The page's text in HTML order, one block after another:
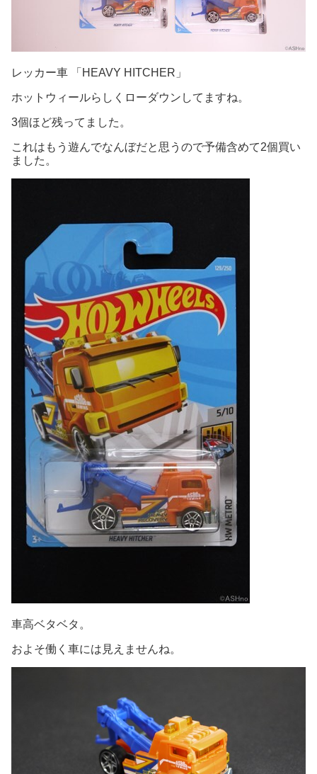
レッカー車 「HEAVY HITCHER」
ホットウィールらしくローダウンしてますね。
3個ほど残ってました。
これはもう遊んでなんぼだと思うので予備含めて2個買い
ました。
車高ベタベタ。
およそ働く車には見えませんね。